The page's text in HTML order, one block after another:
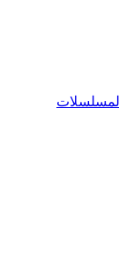
المسلسلات